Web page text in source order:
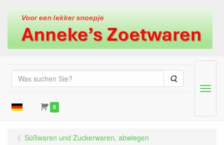
Suche
0
Menu
Süßwaren und Zuckerwaren, abwiegen